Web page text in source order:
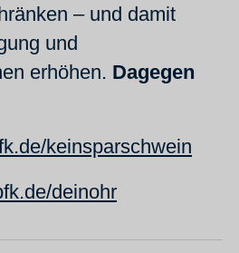
– und damit
und
erhöhen. Dagegen
keinsparschwein
deinohr